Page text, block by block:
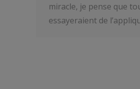
miracle, je pense que
essayeraient de